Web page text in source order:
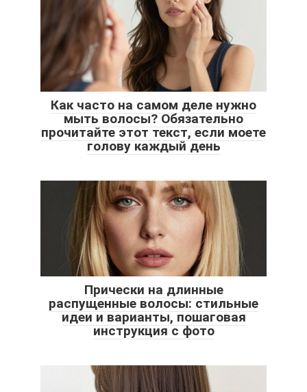
Как часто на самом деле нужно
мыть волосы? Обязательно
прочитайте этот текст, если моете
голову каждый день
Прически на длинные
распущенные волосы: стильные
идеи и варианты, пошаговая
инструкция с фото